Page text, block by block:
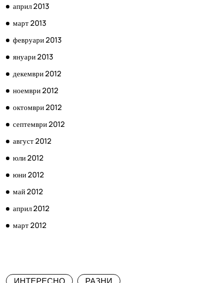
април 2013
март 2013
февруари 2013
януари 2013
декември 2012
ноември 2012
октомври 2012
септември 2012
август 2012
юли 2012
юни 2012
май 2012
април 2012
март 2012
ИНТЕРЕСНО РАЗНИ